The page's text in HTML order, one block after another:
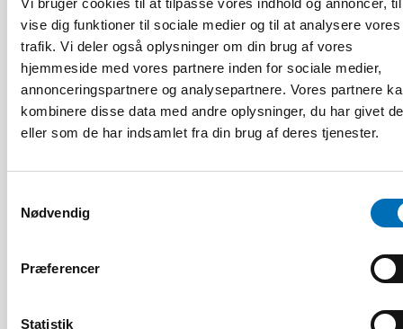
Vi bruger cookies til at tilpasse vores indhold og annoncer,
vise dig funktioner til sociale medier og til at analysere vores
trafik. Vi deler også oplysninger om din brug af vores
hjemmeside med vores partnere inden for sociale medier,
annonceringspartnere og analysepartnere. Vores partnere
kombinere disse data med andre oplysninger, du har givet
eller som de har indsamlet fra din brug af deres tjenester.
Nødvendig
Præferencer
Statistik
VELFÆRDSTEKNOLOGI
Scoping review: Digital solutions in individual